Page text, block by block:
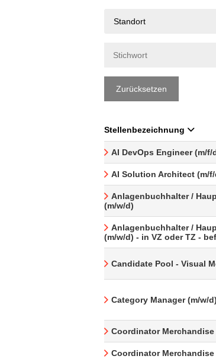
Standort
Zurücksetzen
Stellenbezeichnung
AI DevOps Engineer (m/f/
AI Solution Architect (m/f/
Anlagenbuchhalter /
(m/w/d)
Anlagenbuchhalter /
(m/w/d) - in VZ oder TZ -
Candidate Pool - Visual
Category Manager (m/w/d)
Coordinator
Coordinator